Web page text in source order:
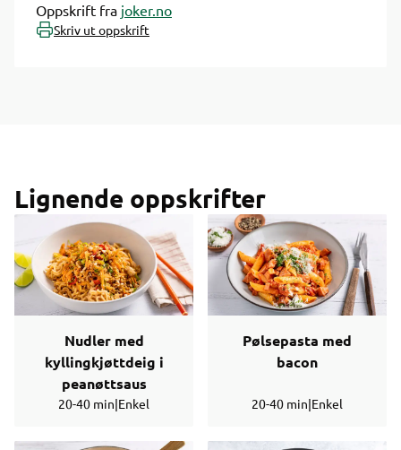
Oppskrift fra joker.no
Skriv ut oppskrift
Lignende oppskrifter
Nudler med
kyllingkjøttdeig i
peanøttsaus
20-40 min|Enkel
Pølsepasta med
bacon
20-40 min|Enkel